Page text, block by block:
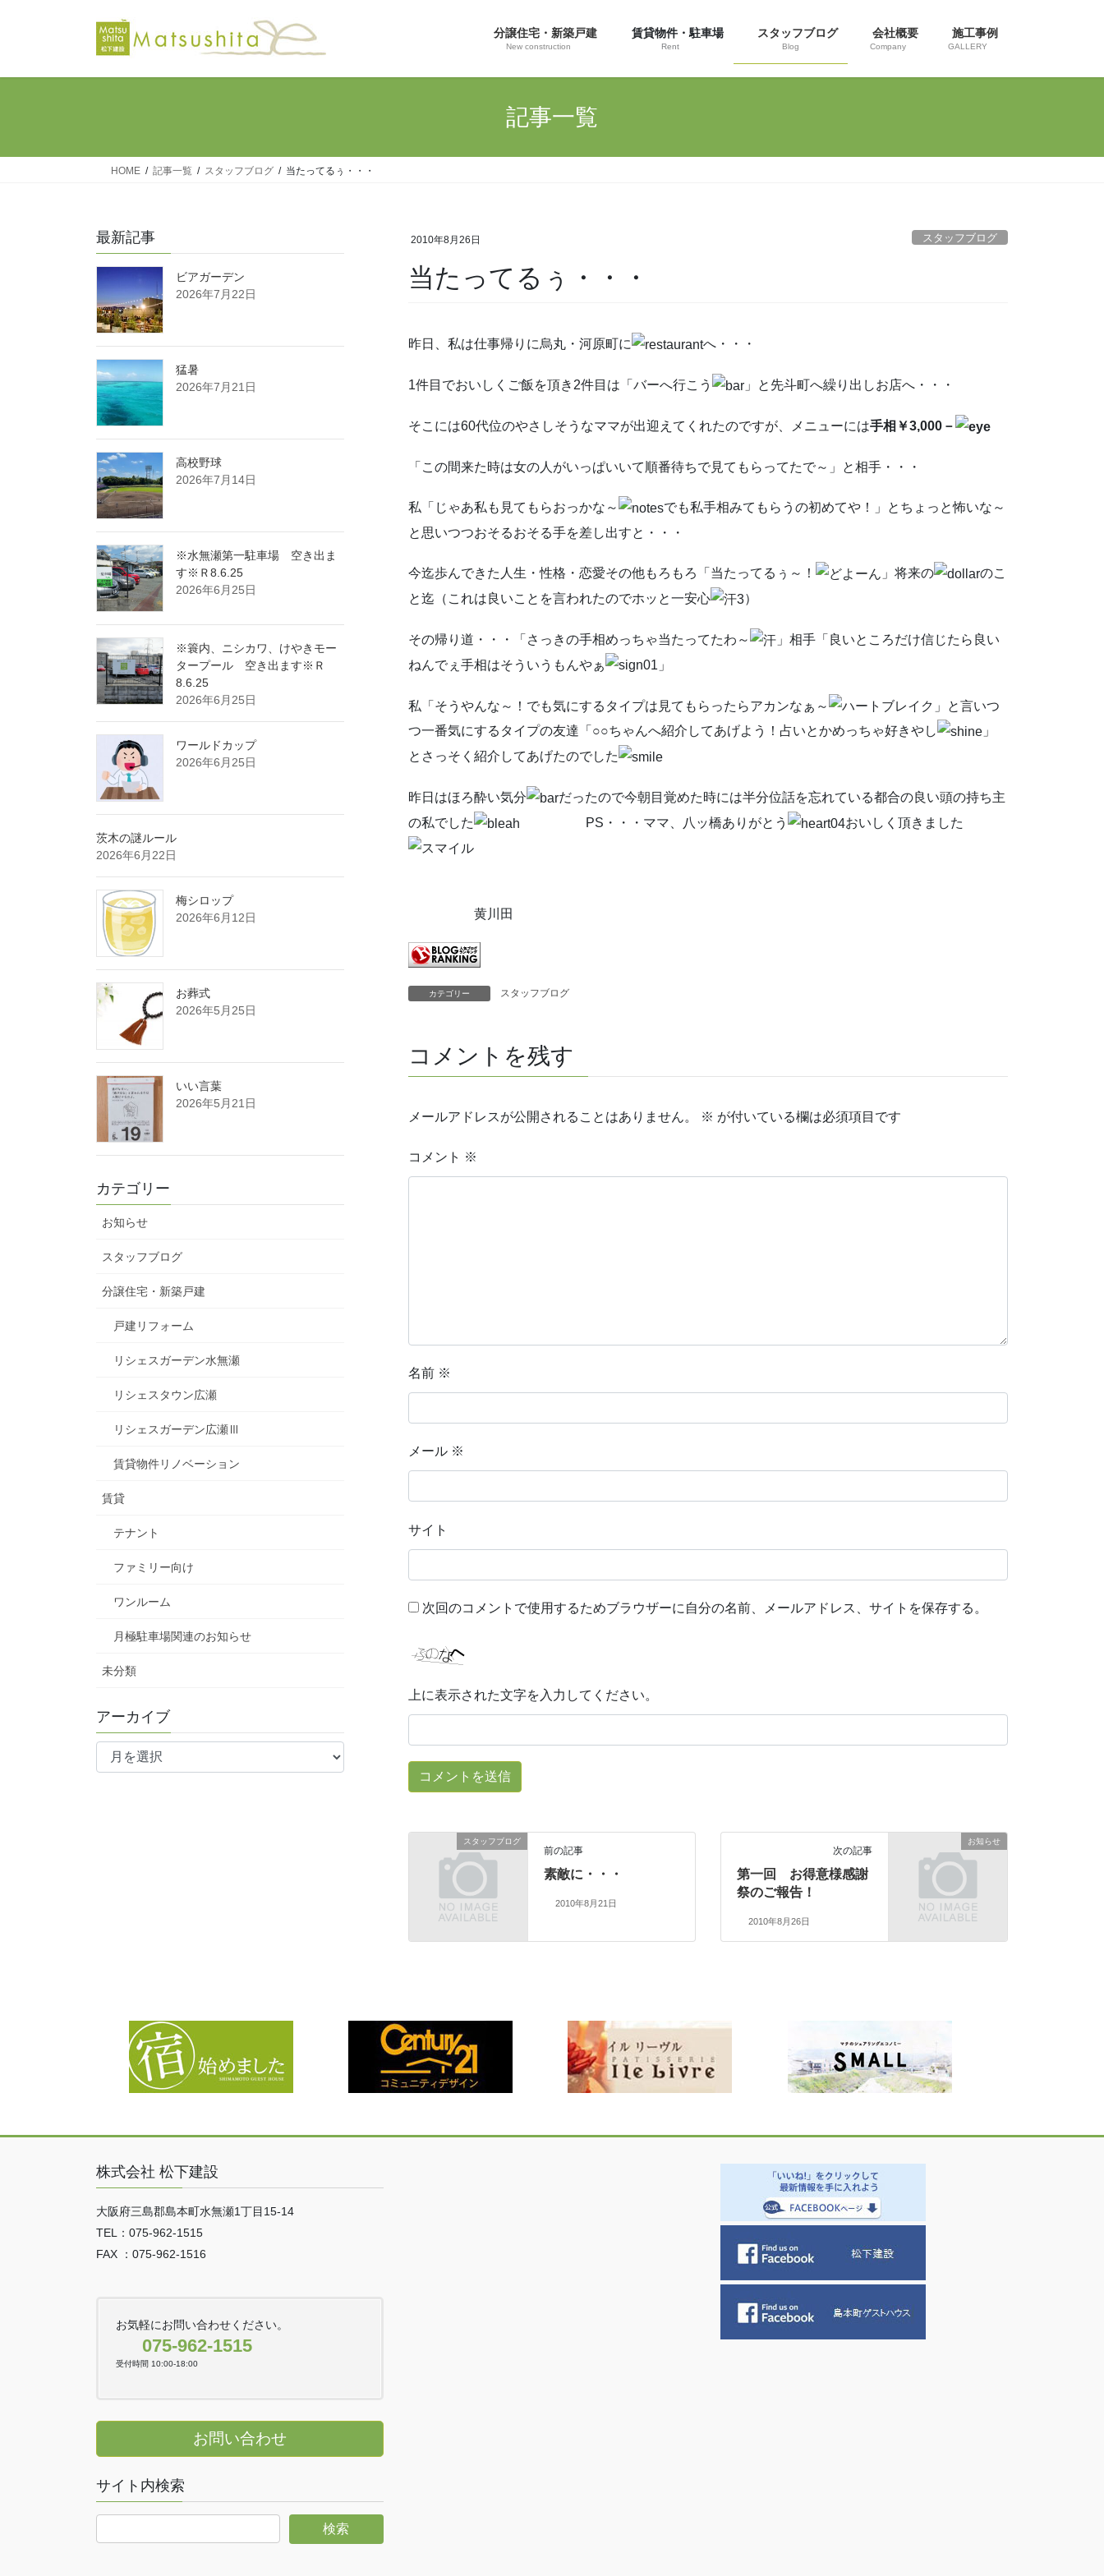
分譲住宅・新築戸建
New construction
賃貸物件・駐車場
Rent
スタッフブログ
Blog
会社概要
Company
施工事例
GALLERY
記事一覧
HOME 記事一覧 スタッフブログ 当たってるぅ・・・
2010年8月26日 スタッフブログ
当たってるぅ・・・
昨日、私は仕事帰りに烏丸・河原町に へ・・・
1件目でおいしくご飯を頂き2件目は「バーへ行こう 」と先斗町へ繰り出しお店へ・・・
そこには60代位のやさしそうなママが出迎えてくれたのですが、メニューには手相￥3,000－
「この間来た時は女の人がいっぱいいて順番待ちで見てもらってたで～」と相手・・・
私「じゃあ私も見てもらおっかな～
でも私手相みてもらうの初めてや！」とちょっと怖いな～
と思いつつおそるおそる手を差し出すと・・・
今迄歩んできた人生・性格・恋愛その他もろもろ「当たってるぅ～！ 」将来の
のこ
と迄（これは良いことを言われたのでホッと一安心
）
その帰り道・・・「さっきの手相めっちゃ当たってたわ～
」相手「良いところだけ信じたら良い
ねんでぇ手相はそういうもんやぁ
」
私「そうやんな～！でも気にするタイプは見てもらったらアカンなぁ～
」と言いつ
つ一番気にするタイプの友達「○○ちゃんへ紹介してあげよう！占いとかめっちゃ好きやし
」
とさっそく紹介してあげたのでした
昨日はほろ酔い気分
だったので今朝目覚めた時には半分位話を忘れている都合の良い頭の持ち主
の私でした
PS・・・ママ、八ッ橋ありがとう おいしく頂きました
黄川田
カテゴリー スタッフブログ
コメントを残す
メールアドレスが公開されることはありません。 ※ が付いている欄は必須項目です
コメント ※
名前 ※
メール ※
サイト
次回のコメントで使用するためブラウザーに自分の名前、メールアドレス、サイトを保存する。
上に表示された文字を入力してください。
スタッフブログ
前の記事
素敵に・・・
2010年8月21日
お知らせ
次の記事
第一回 お得意様感謝
祭のご報告！
2010年8月26日
最新記事
ビアガーデン
2026年7月22日
猛暑
2026年7月21日
高校野球
2026年7月14日
※水無瀬第一駐車場 空き出ま
す※Ｒ8.6.25
2026年6月25日
※簑内、ニシカワ、けやきモー
タープール 空き出ます※Ｒ
8.6.25
2026年6月25日
ワールドカップ
2026年6月25日
茨木の謎ルール
2026年6月22日
梅シロップ
2026年6月12日
お葬式
2026年5月25日
いい言葉
2026年5月21日
カテゴリー
お知らせ
スタッフブログ
分譲住宅・新築戸建
戸建リフォーム
リシェスガーデン水無瀬
リシェスタウン広瀬
リシェスガーデン広瀬Ⅲ
賃貸物件リノベーション
賃貸
テナント
ファミリー向け
ワンルーム
月極駐車場関連のお知らせ
未分類
アーカイブ
ア
株式会社 松下建設
大阪府三島郡島本町水無瀬1丁目15-14
TEL：075-962-1515
FAX ：075-962-1516
お気軽にお問い合わせください。
075-962-1515
受付時間 10:00-18:00
お問い合わせ
サイト内検索